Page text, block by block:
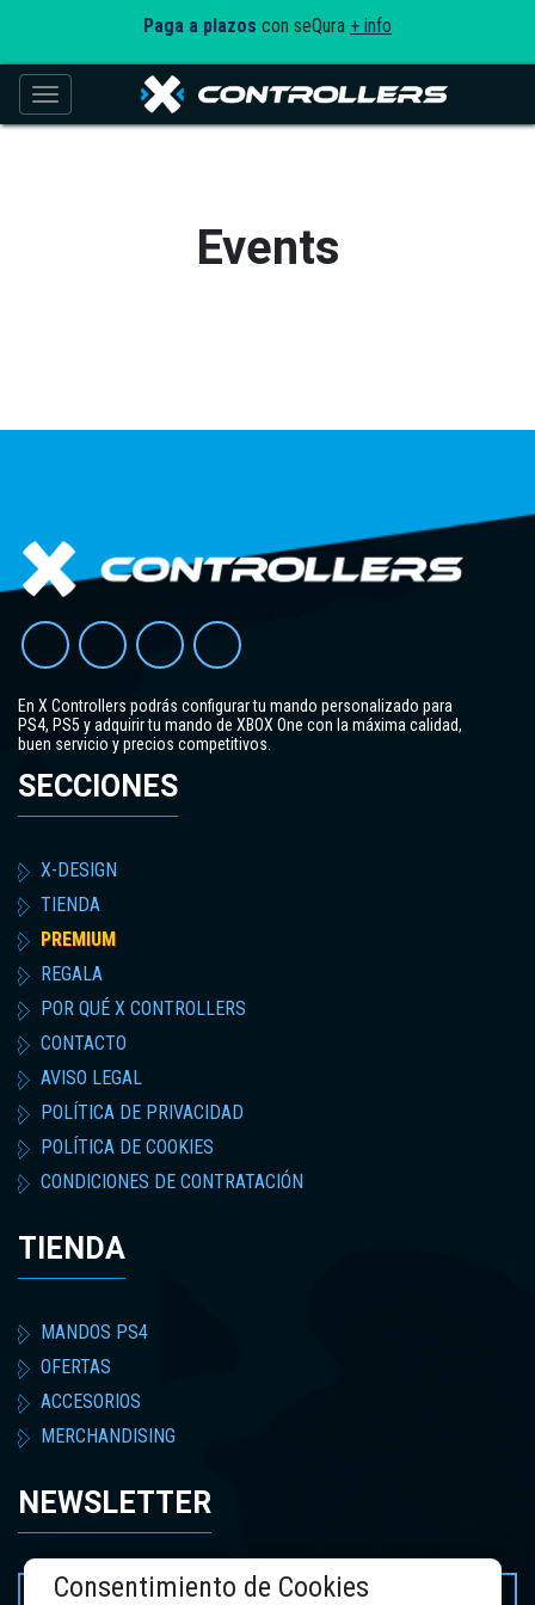
Paga a plazos con seQura + info
Toggle navigation
Events
En X Controllers podrás configurar tu mando personalizado para
PS4, PS5 y adquirir tu mando de XBOX One con la máxima calidad,
buen servicio y precios competitivos.
SECCIONES
X-DESIGN
TIENDA
PREMIUM
REGALA
POR QUÉ X CONTROLLERS
CONTACTO
AVISO LEGAL
POLÍTICA DE PRIVACIDAD
POLÍTICA DE COOKIES
CONDICIONES DE CONTRATACIÓN
TIENDA
MANDOS PS4
OFERTAS
ACCESORIOS
MERCHANDISING
NEWSLETTER
Consentimiento de Cookies